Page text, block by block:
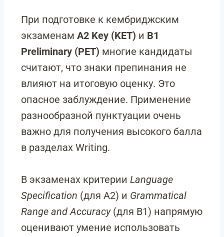
При подготовке к кембриджским
экзаменам A2 Key (KET) и B1
Preliminary (PET) многие кандидаты
считают, что знаки препинания не
влияют на итоговую оценку. Это
опасное заблуждение. Применение
разнообразной пунктуации очень
важно для получения высокого балла
в разделах Writing.
В экзаменах критерии Language
Specification (для A2) и Grammatical
Range and Accuracy(для B1) напрямую
оценивают умение использовать